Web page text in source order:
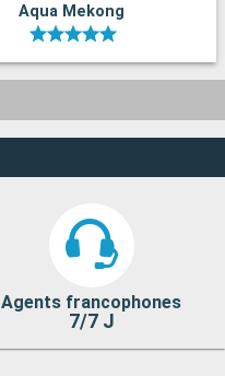
Aqua Mekong
Agents francophones
7/7 J